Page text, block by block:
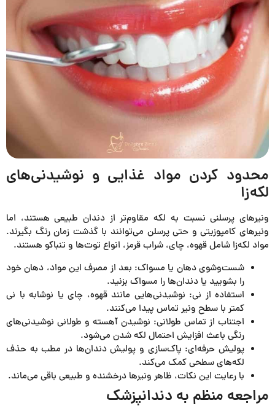
محدود کردن مواد غذایی و نوشیدنی‌های
لکه‌زا
ونیرهای پرسلنی نسبت به لکه مقاوم‌تر از دندان طبیعی هستند، اما
ونیرهای کامپوزیتی و حتی پرسلن می‌توانند با گذشت زمان رنگ بگیرند.
مواد لکه‌زا شامل قهوه، چای، شراب قرمز، انواع توت‌ها و تنباکو هستند.
شست‌وشوی دهان یا مسواک: بعد از مصرف این مواد، دهان خود
را بشویید یا دندان‌ها را مسواک بزنید.
استفاده از نی: نوشیدنی‌هایی مانند قهوه، چای یا نوشابه با نی
کمتر با سطح ونیر تماس پیدا می‌کنند.
اجتناب از تماس طولانی: نوشیدن آهسته و طولانی نوشیدنی‌های
رنگی باعث افزایش احتمال لکه شدن می‌شود.
پولیش حرفه‌ای: پاک‌سازی و پولیش دندان‌ها در مطب به حذف
لکه‌های سطحی کمک می‌کند.
با رعایت این نکات، ظاهر ونیرها درخشنده و طبیعی باقی می‌ماند.
مراجعه منظم به دندانپزشک